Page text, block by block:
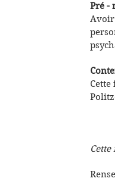
Pré -
Avoir
Cette